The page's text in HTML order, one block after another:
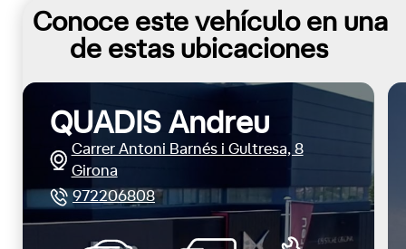
Conoce este vehículo en una
de estas ubicaciones
QUADIS Andreu
Carrer Antoni Barnés i Gultresa, 8
Girona
972206808